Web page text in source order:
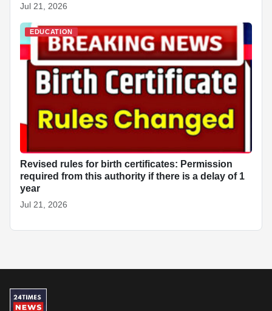
Jul 21, 2026
EDUCATION
Revised rules for birth certificates: Permission
required from this authority if there is a delay of 1
year
Jul 21, 2026